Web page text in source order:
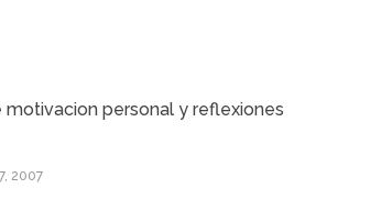
personal y reflexiones
2007